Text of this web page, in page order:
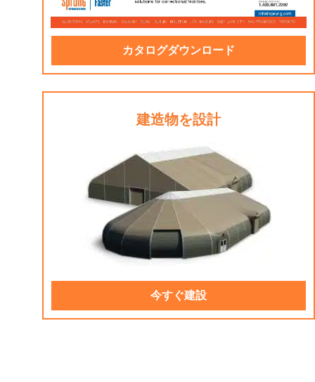
カタログダウンロード
建造物を設計
今すぐ建設